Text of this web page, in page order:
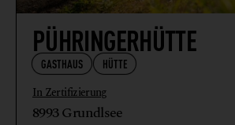
PÜHRINGERHÜTTE
GASTHAUS HÜTTE
In Zertifizierung
8993 Grundlsee